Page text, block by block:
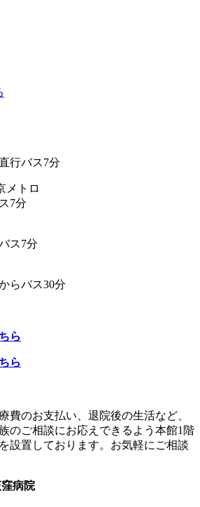
行バス7分
メトロ
7分
ス7分
らバス30分
ら
ら
費のお支払い、退院後の生活など、
のご相談にお応えできるよう本館1階
設置しております。お気軽にご相談
病院